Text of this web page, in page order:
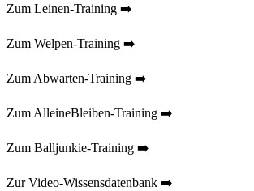
Zum Leinen-Training ➡️
Zum Welpen-Training ➡️
Zum Abwarten-Training ➡️
Zum AlleineBleiben-Training ➡️
Zum Balljunkie-Training ➡️
Zur Video-Wissensdatenbank ➡️